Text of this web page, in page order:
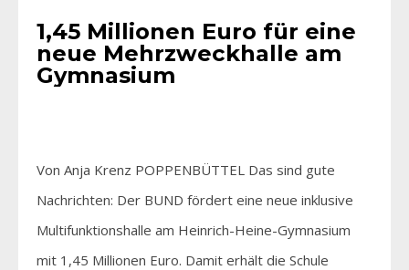
1,45 Millionen Euro für eine
neue Mehrzweckhalle am
Gymnasium
Von Anja Krenz POPPENBÜTTEL Das sind gute
Nachrichten: Der BUND fördert eine neue inklusive
Multifunktionshalle am Heinrich-Heine-Gymnasium
mit 1,45 Millionen Euro. Damit erhält die Schule